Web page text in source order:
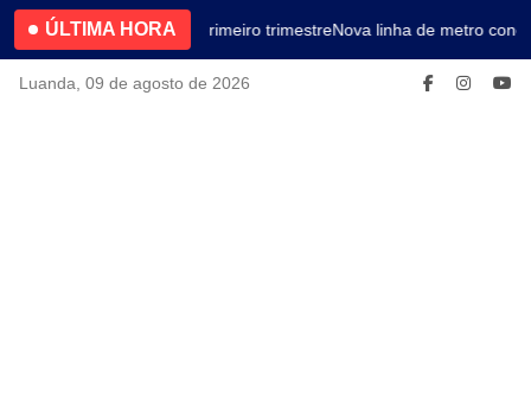
ÚLTIMA HORA4.2% no primeiro trimestreNova linha de metro
Luanda, 09 de agosto de 2026